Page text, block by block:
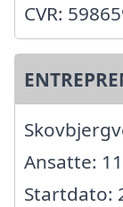
CVR:
Ansatte: 11
Startdato: